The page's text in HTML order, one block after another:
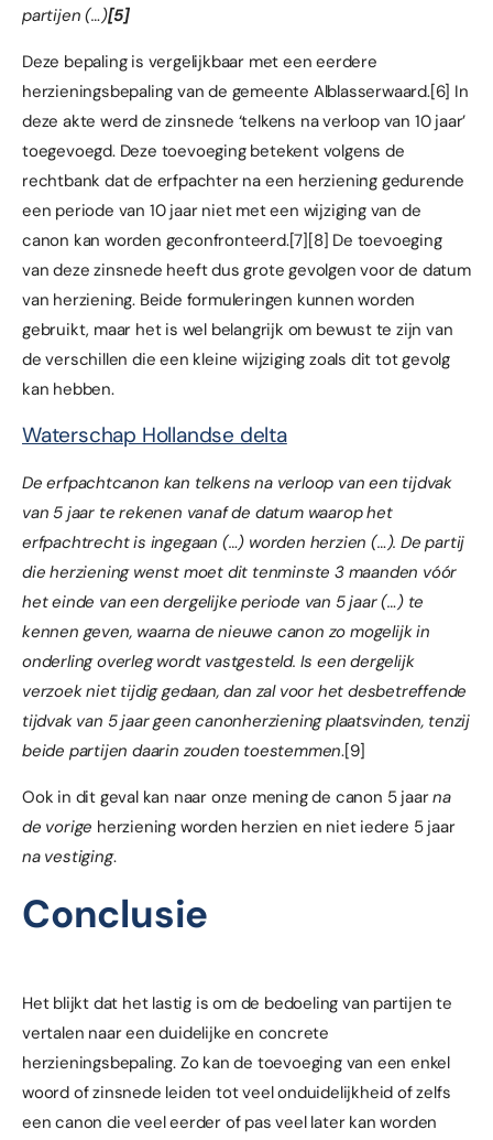
partijen (…)[5]
Deze bepaling is vergelijkbaar met een eerdere
herzieningsbepaling van de gemeente Alblasserwaard.[6] In
deze akte werd de zinsnede ‘telkens na verloop van 10 jaar’
toegevoegd. Deze toevoeging betekent volgens de
rechtbank dat de erfpachter na een herziening gedurende
een periode van 10 jaar niet met een wijziging van de
canon kan worden geconfronteerd.[7][8] De toevoeging
van deze zinsnede heeft dus grote gevolgen voor de datum
van herziening. Beide formuleringen kunnen worden
gebruikt, maar het is wel belangrijk om bewust te zijn van
de verschillen die een kleine wijziging zoals dit tot gevolg
kan hebben.
Waterschap Hollandse delta
De erfpachtcanon kan telkens na verloop van een tijdvak
van 5 jaar te rekenen vanaf de datum waarop het
erfpachtrecht is ingegaan (…) worden herzien (…). De partij
die herziening wenst moet dit tenminste 3 maanden vóór
het einde van een dergelijke periode van 5 jaar (…) te
kennen geven, waarna de nieuwe canon zo mogelijk in
onderling overleg wordt vastgesteld. Is een dergelijk
verzoek niet tijdig gedaan, dan zal voor het desbetreffende
tijdvak van 5 jaar geen canonherziening plaatsvinden, tenzij
beide partijen daarin zouden toestemmen.[9]
Ook in dit geval kan naar onze mening de canon 5 jaarna
de vorige herziening worden herzien en niet iedere 5 jaar
na vestiging.
Conclusie
Het blijkt dat het lastig is om de bedoeling van partijen te
vertalen naar een duidelijke en concrete
herzieningsbepaling. Zo kan de toevoeging van een enkel
woord of zinsnede leiden tot veel onduidelijkheid of zelfs
een canon die veel eerder of pas veel later kan worden